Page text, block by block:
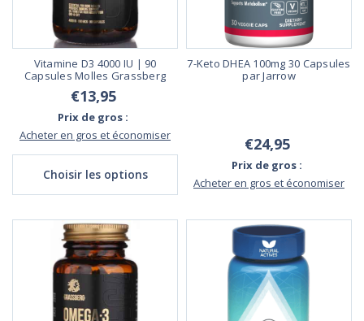
Vitamine D3 4000 IU | 90
Capsules Molles Grassberg
€13,95
Prix de gros :
Acheter en gros et économiser
Choisir les options
7-Keto DHEA 100mg 30 Capsules
par Jarrow
€24,95
Prix de gros :
Acheter en gros et économiser